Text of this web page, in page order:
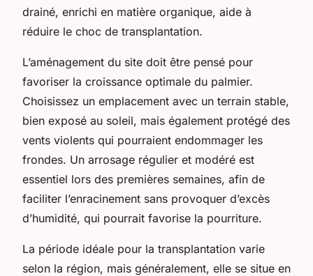
drainé, enrichi en matière organique, aide à
réduire le choc de transplantation.
L’aménagement du site doit être pensé pour
favoriser la croissance optimale du palmier.
Choisissez un emplacement avec un terrain stable,
bien exposé au soleil, mais également protégé des
vents violents qui pourraient endommager les
frondes. Un arrosage régulier et modéré est
essentiel lors des premières semaines, afin de
faciliter l’enracinement sans provoquer d’excès
d’humidité, qui pourrait favorise la pourriture.
La période idéale pour la transplantation varie
selon la région, mais généralement, elle se situe en